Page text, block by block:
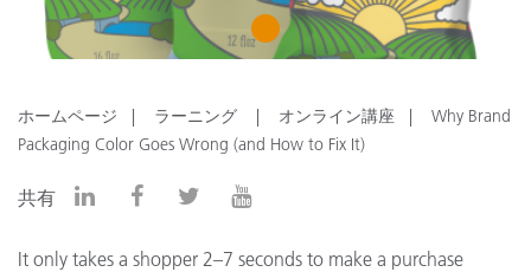
1
ホームページ ラーニング オンライン講座
Why Brand
Packaging Color Goes Wrong (and How to Fix It)
共有
It only takes a shopper 2–7 seconds to make a purchase